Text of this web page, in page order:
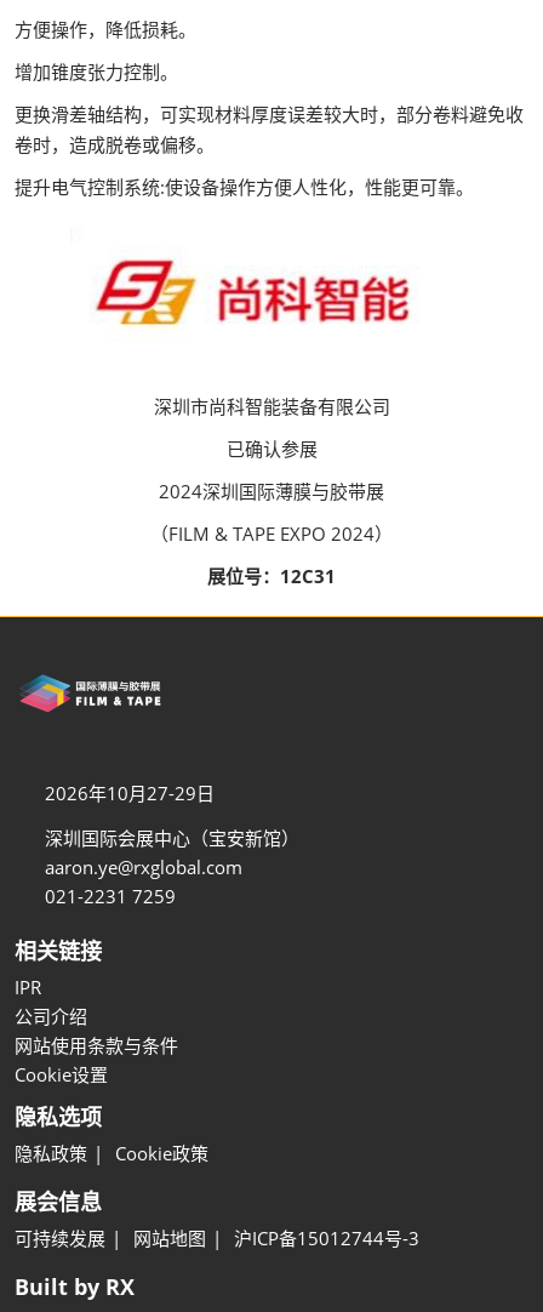
方便操作，降低损耗。
增加锥度张力控制。
更换滑差轴结构，可实现材料厚度误差较大时，部分卷料避免收
卷时，造成脱卷或偏移。
提升电气控制系统:使设备操作方便人性化，性能更可靠。
深圳市尚科智能装备有限公司
已确认参展
2024深圳国际薄膜与胶带展
（FILM & TAPE EXPO 2024）
展位号：12C31
2026年10月27-29日
深圳国际会展中心（宝安新馆）
aaron.ye@rxglobal.com
021-2231 7259
相关链接
IPR
公司介绍
网站使用条款与条件
Cookie设置
隐私选项
隐私政策 Cookie政策
展会信息
可持续发展 网站地图 沪ICP备15012744号-3
Built by RX